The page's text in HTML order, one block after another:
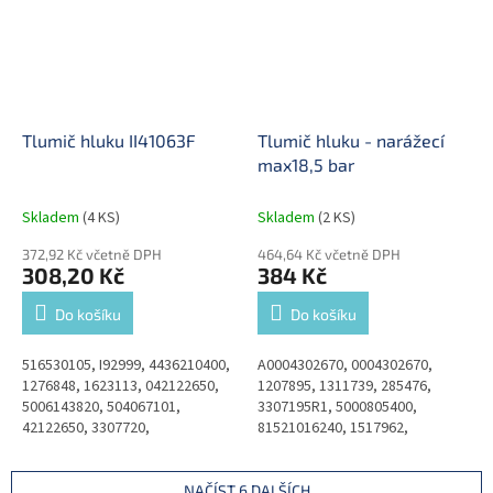
Tlumič hluku II41063F
Skladem (4 KS)
372,92 Kč včetně DPH
308,20 Kč
Do košíku
516530105, I92999, 4436210400,
1276848, 1623113, 042122650,
5006143820, 504067101,
42122650, 3307720,
81521016246, 81521016264,
Tlumič hluku - narážecí
max18,5 bar
Skladem (2 KS)
464,64 Kč včetně DPH
384 Kč
Do košíku
A0004302670, 0004302670,
1207895, 1311739, 285476,
3307195R1, 5000805400,
81521016240, 1517962,
A0004302970